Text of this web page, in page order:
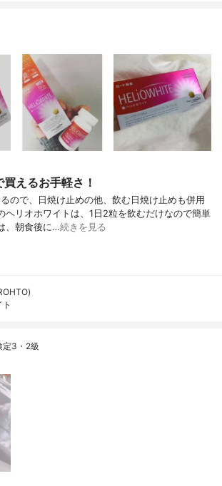
えるお手軽さ！
ので、日焼け止めの他、飲む日焼け止めも併用
ヘリオホワイトは、1日2粒を飲むだけなので簡単
、朝食後に…続きを見る
定3・2級